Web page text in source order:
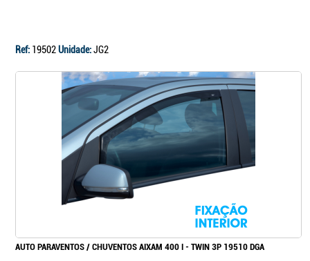
Ref: 19502Unidade:JG2
AUTO PARAVENTOS / CHUVENTOS AIXAM 400 I - TWIN 3P 19510 DGA